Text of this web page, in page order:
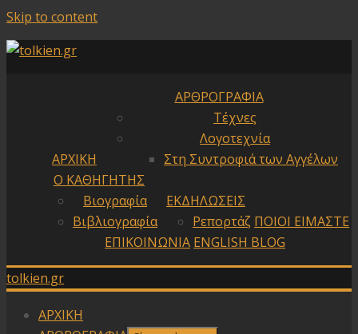
Skip to content
ΑΡΧΙΚΗ
ΑΡΘΡΟΓΡΑΦΙΑ
Τέχνες
Λογοτεχνία
Στη Συντροφιά των Αγγέλων
Ο ΚΑΘΗΓΗΤΗΣ
Βιογραφία
Βιβλιογραφία
ΕΚΔΗΛΩΣΕΙΣ
Ρεπορτάζ ΠΟΙΟΙ ΕΙΜΑΣΤΕ
ΕΠΙΚΟΙΝΩΝΙΑ ENGLISH BLOG
tolkien.gr
ΑΡΧΙΚΗ